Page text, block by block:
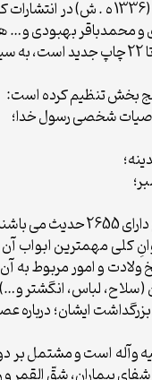
محمدباقر بهبودى و…
بخش تنظيم كرده است:
شخصى رسول خدا؛
زير:
785 حديث است كه عنوانِ
ولادت و امور مربوط
لباس، انگشتر
ايشان؛ درباره